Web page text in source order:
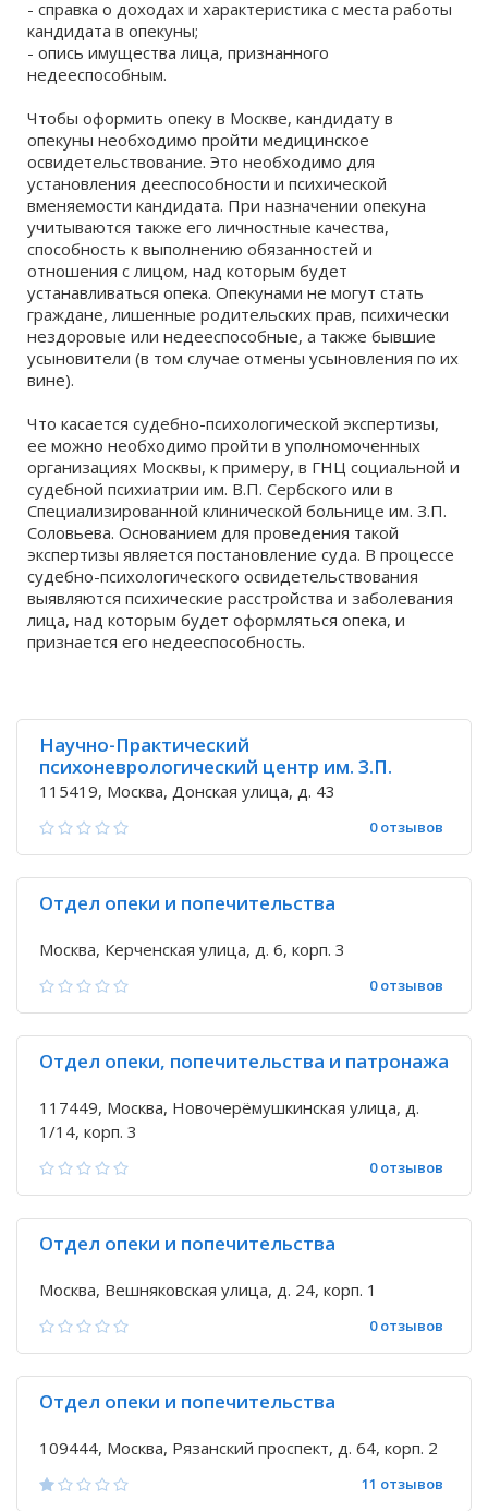
- справка о доходах и характеристика с места работы
кандидата в опекуны;
- опись имущества лица, признанного
недееспособным.
Чтобы оформить опеку в Москве, кандидату в
опекуны необходимо пройти медицинское
освидетельствование. Это необходимо для
установления дееспособности и психической
вменяемости кандидата. При назначении опекуна
учитываются также его личностные качества,
способность к выполнению обязанностей и
отношения с лицом, над которым будет
устанавливаться опека. Опекунами не могут стать
граждане, лишенные родительских прав, психически
нездоровые или недееспособные, а также бывшие
усыновители (в том случае отмены усыновления по их
вине).
Что касается судебно-психологической экспертизы,
ее можно необходимо пройти в уполномоченных
организациях Москвы, к примеру, в ГНЦ социальной и
судебной психиатрии им. В.П. Сербского или в
Специализированной клинической больнице им. З.П.
Соловьева. Основанием для проведения такой
экспертизы является постановление суда. В процессе
судебно-психологического освидетельствования
выявляются психические расстройства и заболевания
лица, над которым будет оформляться опека, и
признается его недееспособность.
Научно-Практический
психоневрологический центр им. З.П.
Соловьёва
115419, Москва, Донская улица, д. 43
0 отзывов
Отдел опеки и попечительства
Москва, Керченская улица, д. 6, корп. 3
0 отзывов
Отдел опеки, попечительства и патронажа
117449, Москва, Новочерёмушкинская улица, д.
1/14, корп. 3
0 отзывов
Отдел опеки и попечительства
Москва, Вешняковская улица, д. 24, корп. 1
0 отзывов
Отдел опеки и попечительства
109444, Москва, Рязанский проспект, д. 64, корп. 2
11 отзывов